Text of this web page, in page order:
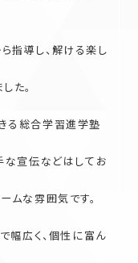
指導し、解ける楽し
た。
る総合学習進学塾
な宣伝などはしてお
ムな雰囲気です。
幅広く、個性に富ん